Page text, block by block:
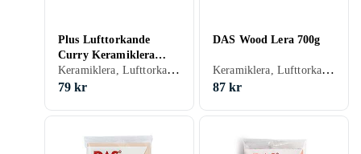
Plus Lufttorkande
Curry Keramiklera
1000g
Keramiklera, Lufttorkande, Gul
79 kr
DAS Wood Lera 700g
Keramiklera, Lufttorkande, Brun
87 kr